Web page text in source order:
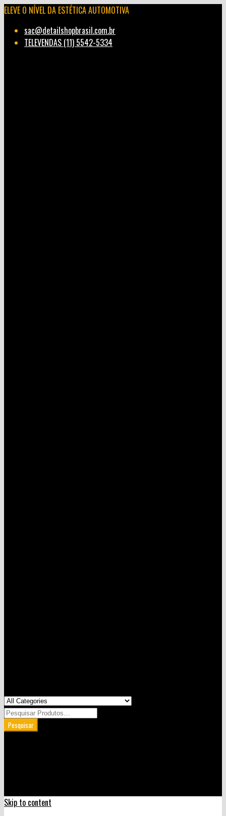
ELEVE O NÍVEL DA ESTÉTICA AUTOMOTIVA
sac@detailshopbrasil.com.br
TELEVENDAS (11) 5542-5334
Skip to content